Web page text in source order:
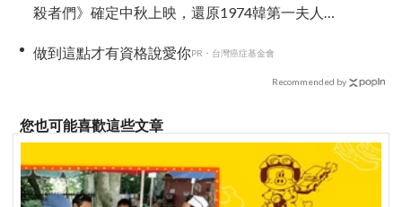
殺者們》確定中秋上映，還原1974韓第一夫人暗
做到這點才有資格說愛你PR・台灣癌症基金會
Recommended by
您也可能喜歡這些文章